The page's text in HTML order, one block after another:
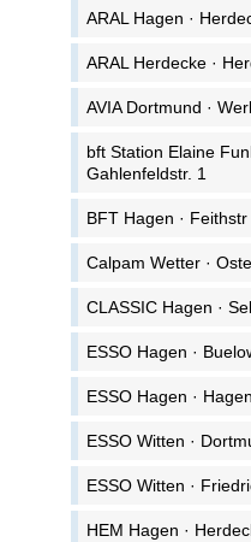
ARAL Hagen ·
ARAL Herdecke ·
AVIA Dortmund ·
bft Station Elaine
Gahlenfeldstr. 1
BFT Hagen ·
Calpam Wetter ·
CLASSIC Hagen ·
ESSO Hagen ·
ESSO Hagen ·
ESSO Witten ·
ESSO Witten ·
HEM Hagen ·